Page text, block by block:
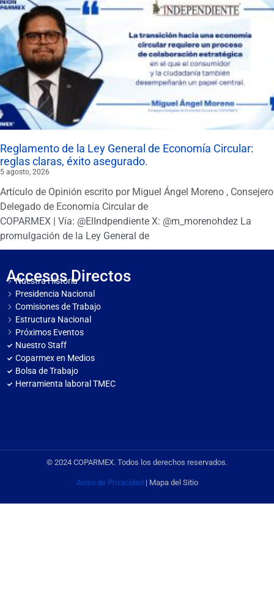
Reglamento de la Ley General de Economía Circular:
reglas claras, éxito asegurado.
5 agosto, 2026
Artículo de Opinión escrito por Miguel Ángel Moreno , Consejero
Delegado de Economía Circular de
COPARMEX | Vía: @ElIndpendiente X: @m_morenohdez La
promulgación de la Ley General de
Accesos Directos
Nuestra Historia
Presidencia Nacional
Comisiones de Trabajo
Estructura Nacional
Próximos Eventos
Nuestro Staff
Coparmex en Medios
Bolsa de Trabajo
Herramienta laboral TMEC
© 2024 COPARMEX. Todos los derechos reservados.
Aviso de Privacidad | Mapa del Sitio